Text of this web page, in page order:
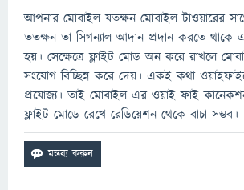
আপনার মোবাইল যতক্ষন মোবাইল টাওয়ারের
ততক্ষন তা সিগন্যাল আদান প্রদান করতে থাকে
হয়। সেক্ষেত্রে ফ্লাইট মোড অন করে রাখলে
সংযোগ বিচ্ছিন্ন করে দেয়। একই কথা
প্রযোজ্য। তাই মোবাইল এর ওয়াই ফাই
ফ্লাইট মোডে রেখে রেডিয়েশন থেকে বাচা সম্ভব।